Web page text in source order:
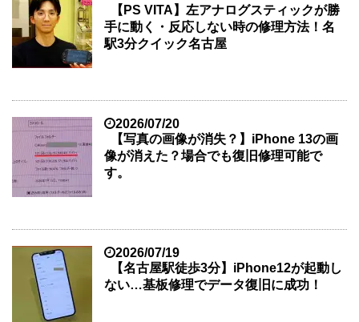
【PS VITA】左アナログスティックが勝
手に動く・反応しない時の修理方法！名
駅3分クイック名古屋
2026/07/20
【写真の画像が消失？】iPhone 13の画
像が消えた？場合でも復旧修理可能で
す。
2026/07/19
【名古屋駅徒歩3分】iPhone12が起動し
ない…基板修理でデータ復旧に成功！